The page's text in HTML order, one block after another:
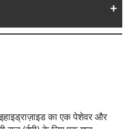
का एक पेशेवर और